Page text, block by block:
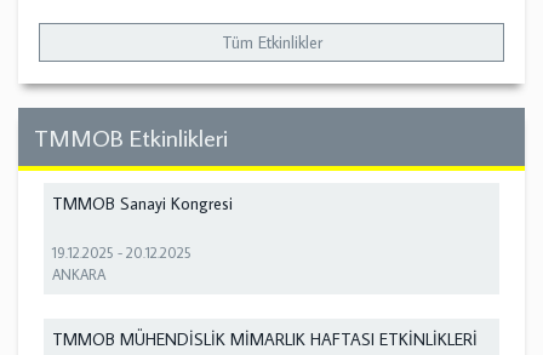
Tüm Etkinlikler
TMMOB Etkinlikleri
TMMOB Sanayi Kongresi
19.12.2025 -20.12.2025
ANKARA
TMMOB MÜHENDİSLİK MİMARLIK HAFTASI ETKİNLİKLERİ